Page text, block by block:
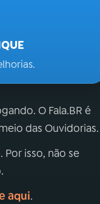
O Fala.BR é
das Ouvidorias.
isso, não se
aqui.